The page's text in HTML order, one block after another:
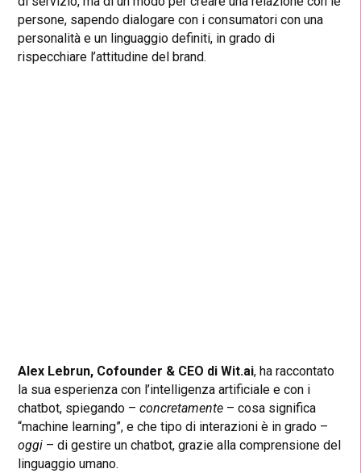
persone, sapendo dialogare con i consumatori con una
personalità e un linguaggio definiti, in grado di
rispecchiare l’attitudine del brand.
Alex Lebrun, Cofounder & CEO di Wit.ai, ha raccontato
la sua esperienza con l’intelligenza artificiale e con i
chatbot, spiegando –concretamente – cosa significa
“machine learning”, e che tipo di interazioni è in grado –
oggi – di gestire un chatbot, grazie alla comprensione del
linguaggio umano.